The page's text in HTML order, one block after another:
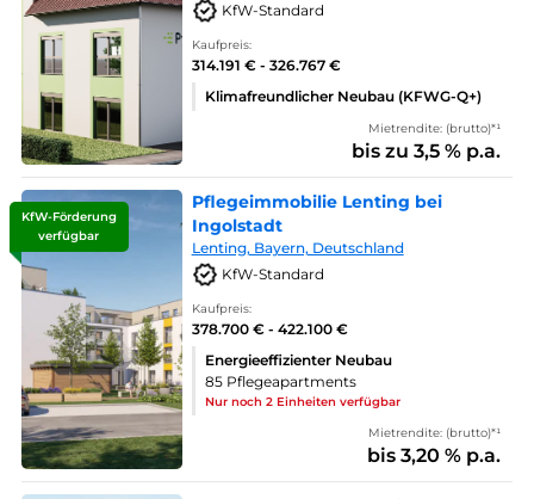
KfW-Standard
Kaufpreis:
314.191 € - 326.767 €
Klimafreundlicher Neubau (KFWG-Q+)
Mietrendite: (brutto)*¹
bis zu 3,5 % p.a.
KfW-Förderung
verfügbar
Pflegeimmobilie Lenting bei
Ingolstadt
Lenting, Bayern, Deutschland
KfW-Standard
Kaufpreis:
378.700 € - 422.100 €
Energieeffizienter Neubau
85 Pflegeapartments
Nur noch 2 Einheiten verfügbar
Mietrendite: (brutto)*¹
bis 3,20 % p.a.